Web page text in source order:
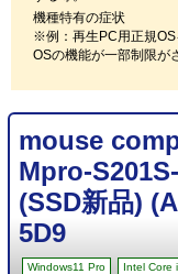
機種特有の症状
※例：再生PC用正規OS
OSの機能が一部制限が
mouse
Mpro-
(SSD新品)
5D9
Windows11 Pro Intel Core